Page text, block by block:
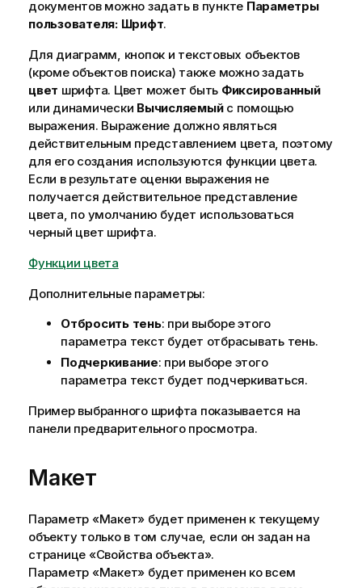
документов можно задать в пункте Параметры
пользователя: Шрифт.
Для диаграмм, кнопок и текстовых объектов
(кроме объектов поиска) также можно задать
цвет шрифта. Цвет может быть Фиксированный
или динамически Вычисляемыйс помощью
выражения. Выражение должно являться
действительным представлением цвета, поэтому
для его создания используются функции цвета.
Если в результате оценки выражения не
получается действительное представление
цвета, по умолчанию будет использоваться
черный цвет шрифта.
Функции цвета
Дополнительные параметры:
Отбросить тень: при выборе этого
параметра текст будет отбрасывать тень.
Подчеркивание: при выборе этого
параметра текст будет подчеркиваться.
Пример выбранного шрифта показывается на
панели предварительного просмотра.
Макет
Параметр «Макет» будет применен к текущему
объекту только в том случае, если он задан на
странице «Свойства объекта».
Параметр «Макет» будет применен ко всем